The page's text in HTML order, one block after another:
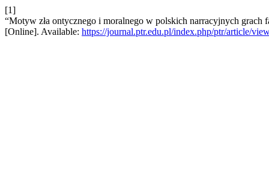
[1]
“Motyw zła ontycznego i moralnego w polskich narracyjnych
[Online]. Available: https://journal.ptr.edu.pl/index.php/ptr/article/